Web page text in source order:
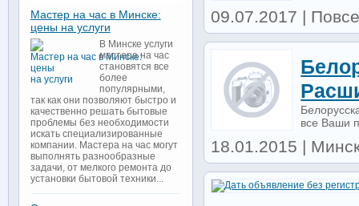
09.07.2017 |
все Ваши
18.01.2015 |
Мастер на час в Минске:
цены на услуги
В Минске услуги
мастера на час
становятся все
более
популярными,
так как они позволяют быстро и
качественно решать бытовые
проблемы без необходимости
искать специализированные
компании. Мастера на час могут
выполнять разнообразные
задачи, от мелкого ремонта до
установки бытовой техники...